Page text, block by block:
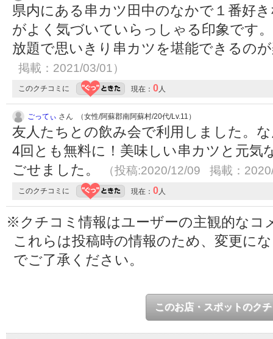
県内にある串カツ田中のなかで１番好
がよく気づいていらっしゃる印象です
放題で思いきり串カツを堪能できるの
掲載：2021/03/01）
このクチコミに 現在： 0 人
ごってぃ さん （女性/阿蘇郡南阿蘇村/20代/Lv.11）
友人たちとの飲み会で利用しました。
4回とも無料に！美味しい串カツと元気
ごせました。
（投稿:2020/12/09 掲載：
このクチコミに 現在： 0 人
※クチコミ情報はユーザーの主観的なコ
これらは投稿時の情報のため、変更に
でご了承ください。
このお店・スポットのク